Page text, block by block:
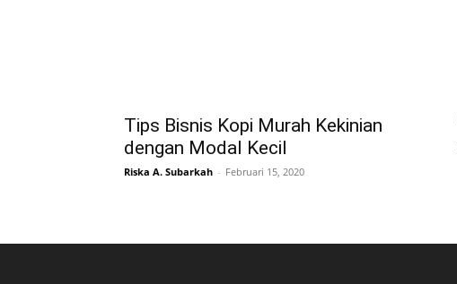
Tips Bisnis Kopi Murah Kekinian
dengan Modal Kecil
Riska A. Subarkah - Februari 15, 2020